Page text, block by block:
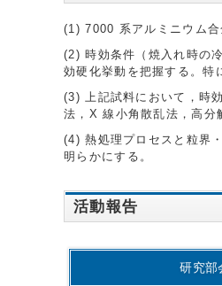
(1) 7000 系アルミニウム合
(2) 時効条件（焼入れ時の
効硬化挙動を把握する。特
(3) 上記試料において，時
法，X 線小角散乱法，高分
(4) 熱処理プロセスと粒界
明らかにする。
活動報告
研究部